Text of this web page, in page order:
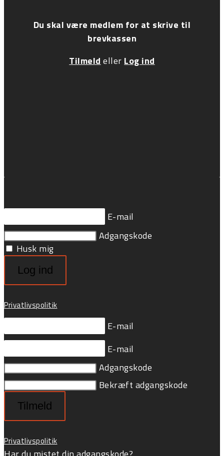
Du skal være medlem for at skrive til
brevkassen
Tilmeld eller Log ind
E-mail
Adgangskode
Husk mig
Log ind
Privatlivspolitik
E-mail
E-mail
Adgangskode
Bekræft adgangskode
Tilmeld
Privatlivspolitik